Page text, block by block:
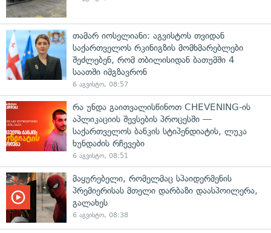
თამარ იოსელიანი: აგვისტოს თვიდან
საქართველოს რკინიგზის მომხმარებლები
შეძლებენ, რომ თბილისიდან ბათუმში 4
საათში იმგზავრონ
6 აგვისტო, 08:57
რა უნდა გაითვალისწინოთ CHEVENING-ის
აპლიკაციის შევსების პროცესში —
საქართველოს ბანკის სტიპენდიატის, ლუკა
ხუნდაძის რჩევები
6 აგვისტო, 08:51
მაყურებელი, რომელმაც სპაიდერმენის
პრემიერისას მთელი დარბაზი დაასპოილერა,
გალახეს
6 აგვისტო, 08:38